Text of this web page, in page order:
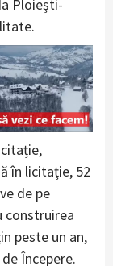
Ploiești-
în licitație, 52
de pe
construirea
peste un an,
Începere.